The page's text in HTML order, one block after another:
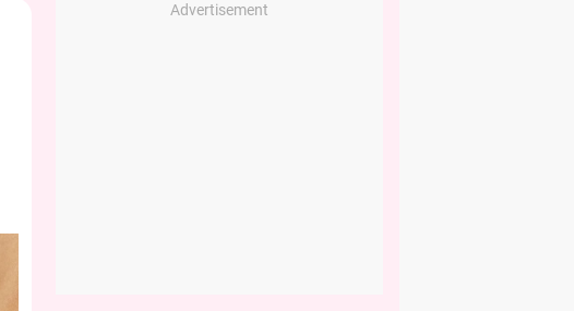
Advertisement